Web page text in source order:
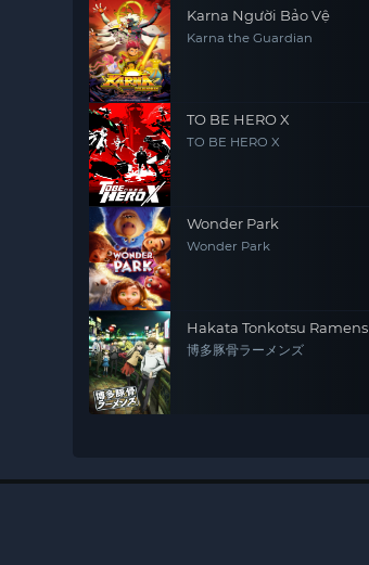
Karna Người Bảo Vệ
Karna the Guardian
TO BE HERO X
TO BE HERO X
Wonder Park
Wonder Park
Hakata Tonkotsu Ramens
博多豚骨ラーメンズ